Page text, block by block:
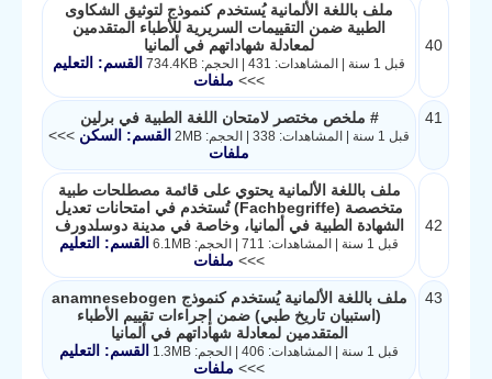
40
ملف باللغة الألمانية يُستخدم كنموذج لتوثيق الشكاوى
الطبية ضمن التقييمات السريرية للأطباء المتقدمين
لمعادلة شهاداتهم في ألمانيا
قبل 1 سنة | المشاهدات: 431 | الحجم: 734.4KB
القسم: التعليم
>>> ملفات
41 # ملخص مختصر لامتحان اللغة الطبية في برلين
قبل 1 سنة | المشاهدات: 338 | الحجم: 2MB القسم: السكن >>>
ملفات
42
ملف باللغة الألمانية يحتوي على قائمة مصطلحات طبية
متخصصة (Fachbegriffe) تُستخدم في امتحانات تعديل
الشهادة الطبية في ألمانيا، وخاصة في مدينة دوسلدورف
قبل 1 سنة | المشاهدات: 711 | الحجم: 6.1MB
القسم: التعليم
>>> ملفات
43
ملف باللغة الألمانية يُستخدم كنموذج anamnesebogen
(استبيان تاريخ طبي) ضمن إجراءات تقييم الأطباء
المتقدمين لمعادلة شهاداتهم في ألمانيا
قبل 1 سنة | المشاهدات: 406 | الحجم: 1.3MB
القسم: التعليم
>>> ملفات